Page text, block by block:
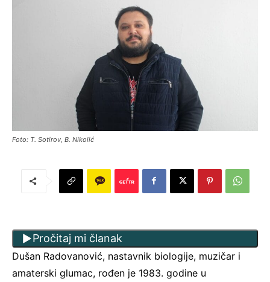
Foto: T. Sotirov, B. Nikolić
Pročitaj mi članak
Dušan Radovanović, nastavnik biologije, muzičar i
amaterski glumac, rođen je 1983. godine u